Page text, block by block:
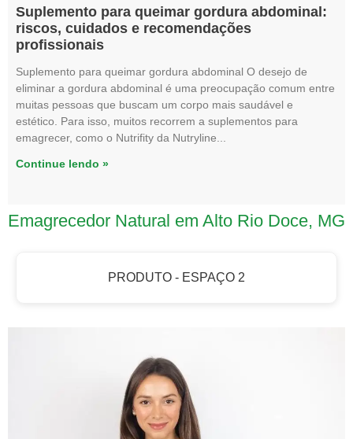
Suplemento para queimar gordura abdominal:
riscos, cuidados e recomendações
profissionais
Suplemento para queimar gordura abdominal O desejo de
eliminar a gordura abdominal é uma preocupação comum entre
muitas pessoas que buscam um corpo mais saudável e
estético. Para isso, muitos recorrem a suplementos para
emagrecer, como o Nutrifity da Nutryline
Continue lendo »
Emagrecedor Natural em Alto Rio Doce, MG
PRODUTO - ESPAÇO 2